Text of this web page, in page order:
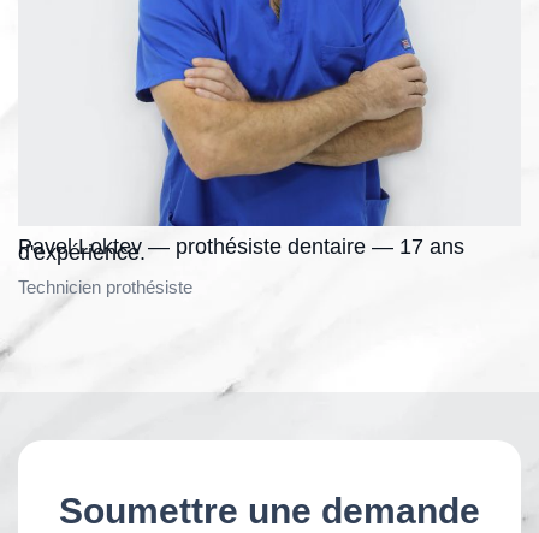
Pavel Loktev — prothésiste dentaire — 17 ans
d'expérience.
Technicien prothésiste
Soumettre une demande